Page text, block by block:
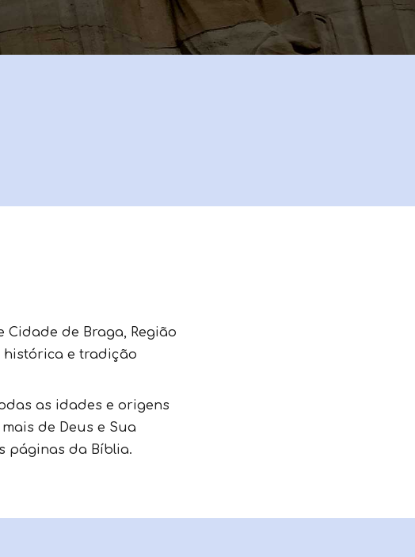
Cidade de Braga, Região
histórica e tradição
as idades e origens
de Deus e Sua
páginas da Bíblia.